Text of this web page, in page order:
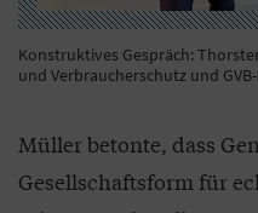
Konstruktives Gespräch:
und Verbraucherschutz und
Müller betonte, dass
Gesellschaftsform für